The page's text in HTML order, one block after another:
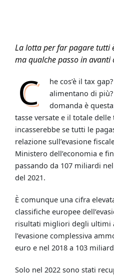
La lotta per far pagare tutti
ma qualche passo in avanti
C
he cos’è il tax
alimentano di
domanda è
tasse versate e il totale delle
incasserebbe se tutti le
relazione sull’evasione
Ministero dell’economia e
passando da 107 miliardi
del 2021.
È comunque una cifra
classifiche europee
risultati migliori degli ultimi
l’evasione complessiva
euro e nel 2018 a 103
Solo nel 2022 sono stati